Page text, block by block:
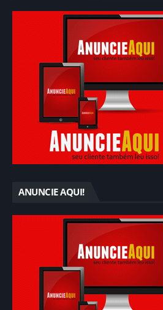
ANUNCIE AQUI!